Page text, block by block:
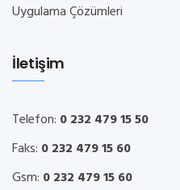
Uygulama Çözümleri
İletişim
Telefon: 0 232 479 15 50
Faks: 0 232 479 15 60
Gsm: 0 232 479 15 60